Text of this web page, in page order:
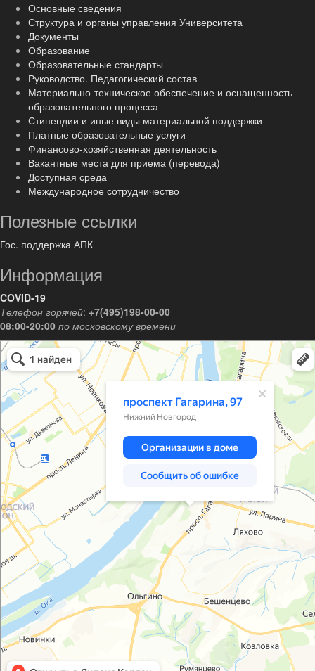
Основные сведения
Структура и органы управления Университета
Документы
Образование
Образовательные стандарты
Руководство. Педагогический состав
Материально-техническое обеспечение и оснащенность
образовательного процесса
Стипендии и иные виды материальной поддержки
Платные образовательные услуги
Финансово-хозяйственная деятельность
Вакантные места для приема (перевода)
Доступная среда
Международное сотрудничество
Полезные ссылки
Гос. поддержка АПК
Информация
COVID-19
Телефон горячей: +7(495)198-00-00
08:00-20:00 по московскому времени